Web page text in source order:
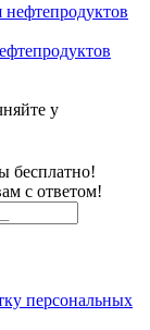
у
бесплатно!
с ответом!
персональных